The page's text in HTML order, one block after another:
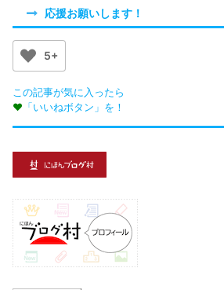
応援お願いします！
5+
この記事が気に入ったら
♥ 「いいねボタン」を！